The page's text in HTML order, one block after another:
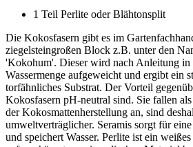
1 Teil Perlite oder Blähtonsplit
Die Kokosfasern gibt es im
ziegelsteingroßen Block z.B. unter den
'Kokohum'. Dieser wird nach Anleitung in
Wassermenge aufgeweicht und ergibt ein
torfähnliches Substrat. Der Vorteil
Kokosfasern pH-neutral sind. Sie fallen
der Kokosmattenherstellung an, sind
umweltverträglicher. Seramis sorgt für
und speichert Wasser. Perlite ist ein